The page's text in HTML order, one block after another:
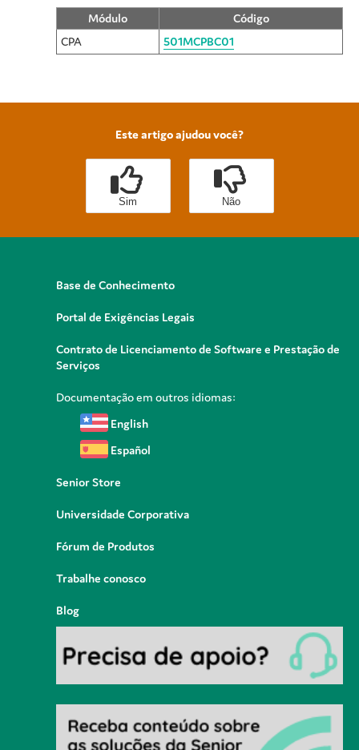
Módulo
Código
CPA
501MCPBC01
Este artigo ajudou você?
Sim Não
Base de Conhecimento
Portal de Exigências Legais
Contrato de Licenciamento de Software e Prestação de
Serviços
Documentação em outros idiomas:
English
Español
Senior Store
Universidade Corporativa
Fórum de Produtos
Trabalhe conosco
Blog